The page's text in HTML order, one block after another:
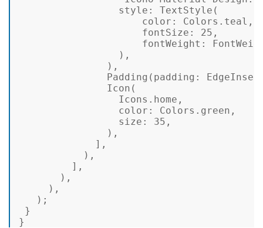
style : TextStyle
color
fontSize : 25
fontWeight :
),
),
Padding ( padding :
Icon (
color
size : 35 ,
),
],
),
],
),
),
);
}
}